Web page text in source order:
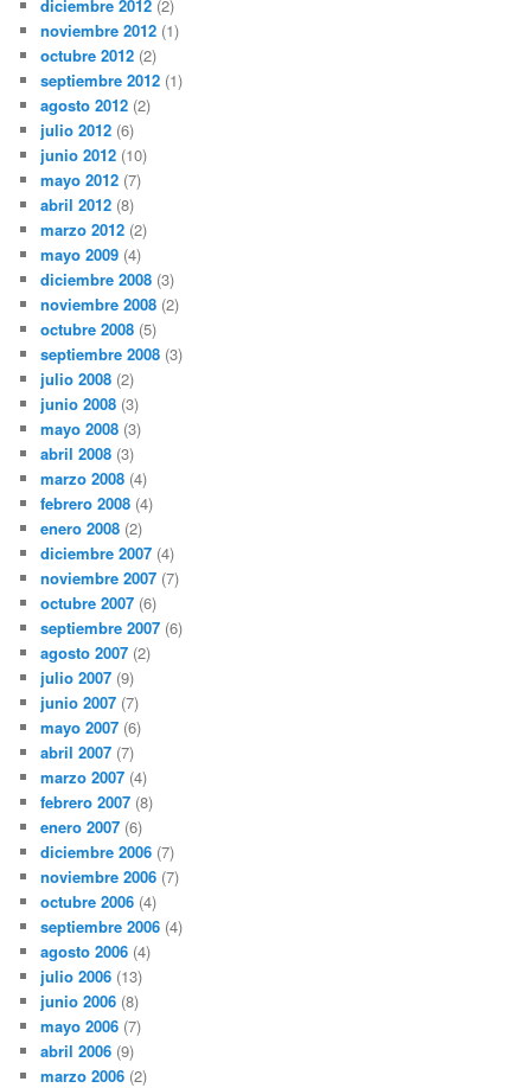
diciembre 2012 (2)
noviembre 2012 (1)
octubre 2012 (2)
septiembre 2012 (1)
agosto 2012 (2)
julio 2012 (6)
junio 2012 (10)
mayo 2012 (7)
abril 2012 (8)
marzo 2012 (2)
mayo 2009 (4)
diciembre 2008 (3)
noviembre 2008 (2)
octubre 2008 (5)
septiembre 2008 (3)
julio 2008 (2)
junio 2008 (3)
mayo 2008 (3)
abril 2008 (3)
marzo 2008 (4)
febrero 2008 (4)
enero 2008 (2)
diciembre 2007 (4)
noviembre 2007 (7)
octubre 2007 (6)
septiembre 2007 (6)
agosto 2007 (2)
julio 2007 (9)
junio 2007 (7)
mayo 2007 (6)
abril 2007 (7)
marzo 2007 (4)
febrero 2007 (8)
enero 2007 (6)
diciembre 2006 (7)
noviembre 2006 (7)
octubre 2006 (4)
septiembre 2006 (4)
agosto 2006 (4)
julio 2006 (13)
junio 2006 (8)
mayo 2006 (7)
abril 2006 (9)
marzo 2006 (2)